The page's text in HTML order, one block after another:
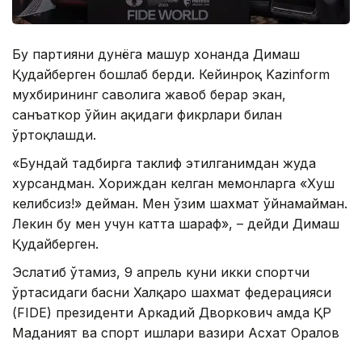
Бу партияни дунёга машҳур хонанда Димаш
Қудайберген бошлаб берди. Кейинроқ Kazinform
мухбирининг саволига жавоб берар экан,
санъаткор ўйин ҳақидаги фикрлари билан
ўртоқлашди.
«Бундай тадбирга таклиф этилганимдан жуда
хурсандман. Хориждан келган меҳмонларга «Хуш
келибсиз!» дейман. Мен ўзим шахмат ўйнамайман.
Лекин бу мен учун катта шараф», – дейди Димаш
Қудайберген.
Эслатиб ўтамиз, 9 апрель куни икки спортчи
ўртасидаги баҳсни Халқаро шахмат федерацияси
(FIDE) президенти Аркадий Дворкович ҳамда ҚР
Маданият ва спорт ишлари вазири Асхат Оралов